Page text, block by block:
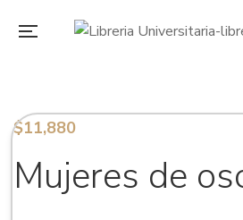
$11,880
Mujeres de